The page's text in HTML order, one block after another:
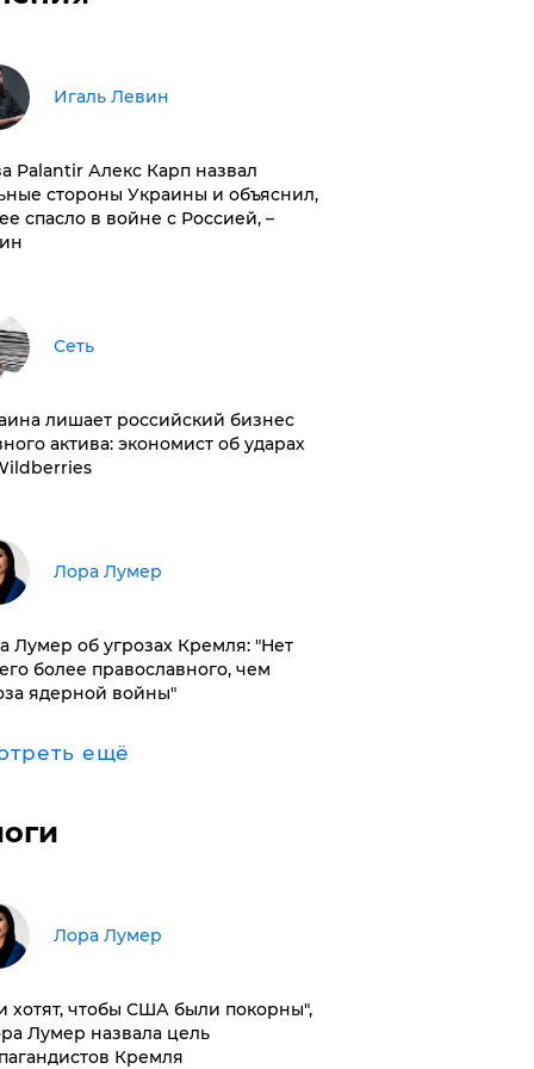
Игаль Левин
Palantir Алекс Карп назвал
стороны Украины и объяснил,
спасло в войне с Россией, –
Сеть
лишает российский бизнес
актива: экономист об ударах
​Лора Лумер
Лумер об угрозах Кремля: "Нет
более православного, чем
ядерной войны"
ещё
​Лора Лумер
хотят, чтобы США были покорны",
Лумер назвала цель
Кремля